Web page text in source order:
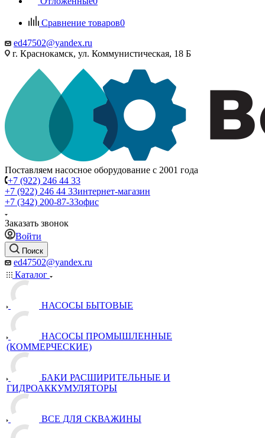
Сравнение товаров0
ed47502@yandex.ru
г. Краснокамск, ул. Коммунистическая, 18 Б
Поставляем насосное оборудование с 2001 года
+7 (922) 246 44 33
+7 (922) 246 44 33интернет-магазин
+7 (342) 200-87-33офис
Заказать звонок
Войти
Поиск
ed47502@yandex.ru
Каталог
НАСОСЫ БЫТОВЫЕ
НАСОСЫ ПРОМЫШЛЕННЫЕ
(КОММЕРЧЕСКИЕ)
БАКИ РАСШИРИТЕЛЬНЫЕ И
ГИДРОАККУМУЛЯТОРЫ
ВСЕ ДЛЯ СКВАЖИНЫ